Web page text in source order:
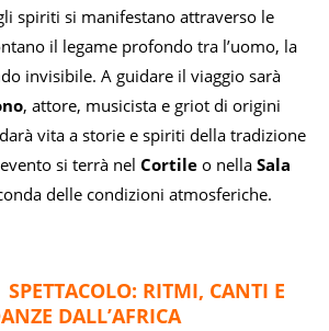
spiriti si manifestano attraverso le
il legame profondo tra l’uomo, la
invisibile. A guidare il viaggio sarà
, attore, musicista e griot di origini
vita a storie e spiriti della tradizione
si terrà nel Cortile o nella Sala
delle condizioni atmosferiche.
RITMI, CANTI E
DALL’AFRICA